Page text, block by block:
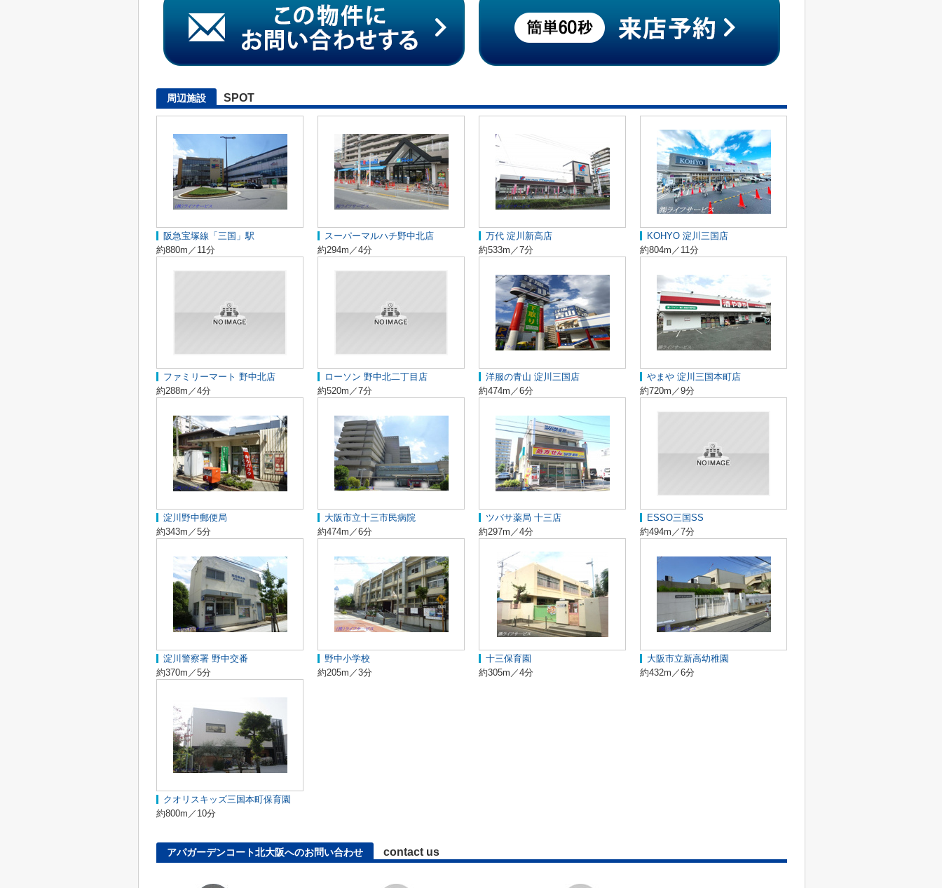
周辺施設 SPOT
阪急宝塚線「三国」駅
約880m／11分
スーパーマルハチ野中北店
約294m／4分
万代 淀川新高店
約533m／7分
KOHYO 淀川三国店
約804m／11分
ファミリーマート 野中北店
約288m／4分
ローソン 野中北二丁目店
約520m／7分
洋服の青山 淀川三国店
約474m／6分
やまや 淀川三国本町店
約720m／9分
淀川野中郵便局
約343m／5分
大阪市立十三市民病院
約474m／6分
ツバサ薬局 十三店
約297m／4分
ESSO三国SS
約494m／7分
淀川警察署 野中交番
約370m／5分
野中小学校
約205m／3分
十三保育園
約305m／4分
大阪市立新高幼稚園
約432m／6分
クオリスキッズ三国本町保育園
約800m／10分
アパガーデンコート北大阪へのお問い合わせ contact us